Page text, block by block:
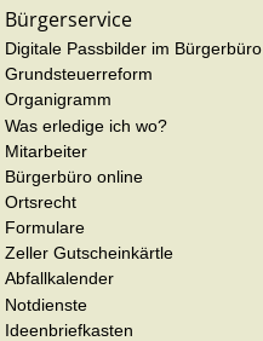
Bürgerservice
Digitale Passbilder im Bürgerbüro
Grundsteuerreform
Organigramm
Was erledige ich wo?
Mitarbeiter
Bürgerbüro online
Ortsrecht
Formulare
Zeller Gutscheinkärtle
Abfallkalender
Notdienste
Ideenbriefkasten